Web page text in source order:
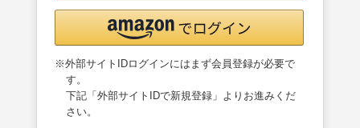
※外部サイトIDログインにはまず会員登録が必要で
す。
下記「外部サイトIDで新規登録」よりお進みくだ
さい。